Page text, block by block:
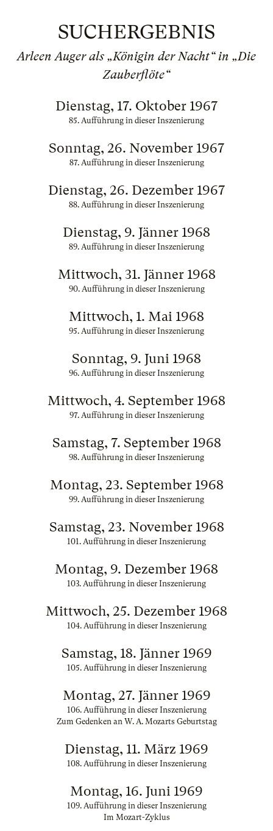
SUCHERGEBNIS
Arleen Auger als „Königin der Nacht“ in „Die
Zauberflöte“
Dienstag, 17. Oktober 1967
85. Aufführung in dieser Inszenierung
Sonntag, 26. November 1967
87. Aufführung in dieser Inszenierung
Dienstag, 26. Dezember 1967
88. Aufführung in dieser Inszenierung
Dienstag, 9. Jänner 1968
89. Aufführung in dieser Inszenierung
Mittwoch, 31. Jänner 1968
90. Aufführung in dieser Inszenierung
Mittwoch, 1. Mai 1968
95. Aufführung in dieser Inszenierung
Sonntag, 9. Juni 1968
96. Aufführung in dieser Inszenierung
Mittwoch, 4. September 1968
97. Aufführung in dieser Inszenierung
Samstag, 7. September 1968
98. Aufführung in dieser Inszenierung
Montag, 23. September 1968
99. Aufführung in dieser Inszenierung
Samstag, 23. November 1968
101. Aufführung in dieser Inszenierung
Montag, 9. Dezember 1968
103. Aufführung in dieser Inszenierung
Mittwoch, 25. Dezember 1968
104. Aufführung in dieser Inszenierung
Samstag, 18. Jänner 1969
105. Aufführung in dieser Inszenierung
Montag, 27. Jänner 1969
106. Aufführung in dieser Inszenierung
Zum Gedenken an W. A. Mozarts Geburtstag
Dienstag, 11. März 1969
108. Aufführung in dieser Inszenierung
Montag, 16. Juni 1969
109. Aufführung in dieser Inszenierung
Im Mozart-Zyklus